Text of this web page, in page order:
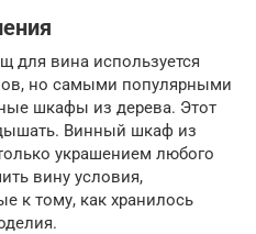
для вина используется
но самыми популярными
шкафы из дерева. Этот
Винный шкаф из
украшением любого
вину условия,
к тому, как хранилось